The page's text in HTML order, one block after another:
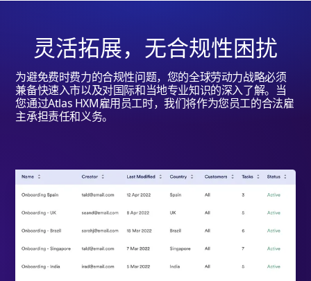
灵活拓展，无合规性困扰
为避免费时费力的合规性问题，您的全球劳动力战略必须
兼备快速入市以及对国际和当地专业知识的深入了解。当
您通过Atlas HXM雇用员工时，我们将作为您员工的合法雇
主承担责任和义务。